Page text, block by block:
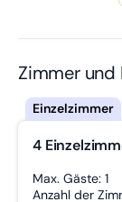
Handtücher inkl.
Zimmer und
4
Max. Gäste: 1
Anzahl der